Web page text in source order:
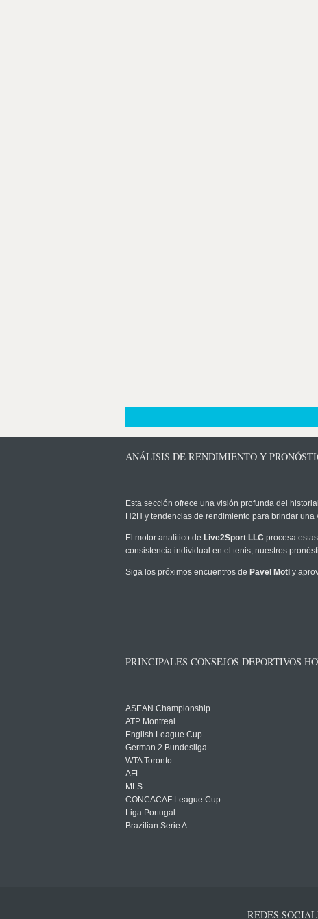
ANÁLISIS DE RENDIMIENTO Y
Esta sección ofrece una visión profunda del
H2H y tendencias de rendimiento para brindar una
El motor analítico de Live2Sport LLC procesa
consistencia individual en el tenis, nuestros
Siga los próximos encuentros de Pavel Motl y
PRINCIPALES CONSEJOS DEPORTIVOS
ASEAN Championship
ATP Montreal
English League Cup
German 2 Bundesliga
WTA Toronto
AFL
MLS
CONCACAF League Cup
Liga Portugal
Brazilian Serie A
REDES